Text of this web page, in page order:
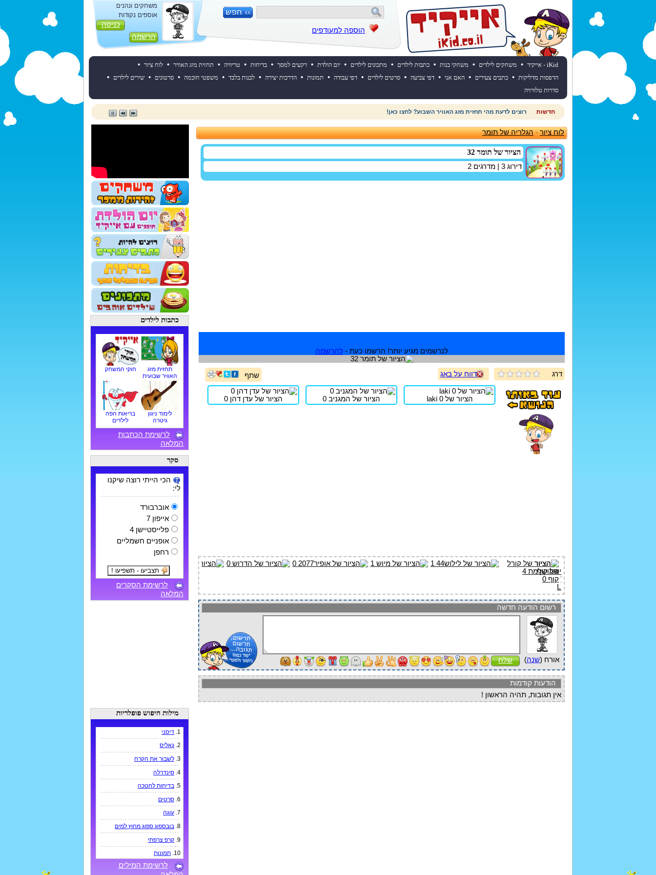
הוספה למעודפים
משחקים ונהנים
אוספים נקודות
כניסה
הרשמה
iKid - אייקיד • משחקים לילדים • משחקי בנות • כתבות לילדים • מתכונים לילדים • יום הולדת • רקעים למסך • בדיחות • טריוויה • תחזית מזג האוויר • לוח ציור •
הדפסות מדליקות • כתבים צעירים • האם אני • דפי צביעה • סרטים לילדים • דפי עבודה • תמונות • הדרכות יצירה • לבנות בלבד • משפטי חוכמה • סרטונים • שירים לילדים •
סדרות טלוויזיה
חדשות רוצים לדעת מהי תחזית מזג האוויר השבוע? לחצו כאן!
לוח ציור-הגלריה של תומר
הציור של תומר 32
דירוג 3 | מדרגים 2
לנרשמים מגיע יותר! הרשמו כעת - להרשמה
דרג דווח על באג שתף
הציור של laki 0 הציור של המגניב 0 הציור של עדן דהן 0
רשום הודעה חדשה
אורח (שנה) שלח
הודעות קודמות
אין תגובות, תהיה הראשון !
כתבות לילדים
תחזית מזג
האוויר שבועית
חוקי המשחק
לימוד ניגון
גיטרה
בריאות הפה
לילדים
לרשימת הכתבות
המלאה
סקר
הכי הייתי רוצה שיקנו
לי:
אוברבורד
אייפון 7
פלייסטיישן 4
אופניים חשמליים
רחפן
לרשימת הסקרים
המלאה
מילות חיפוש פופלריות
1. דיסני
2. גאליס
3. לשבור את הקרח
4. סינדרלה
5. בדיחות לחנוכה
6. סרטים
7. עוגה
8. בובספוג ספוג מחוץ למים
9. קרפ צרפתי
10. תמונות
לרשימת המילים